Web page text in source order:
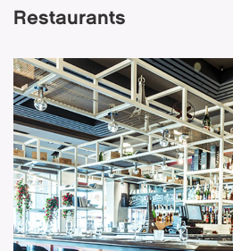
Restaurants